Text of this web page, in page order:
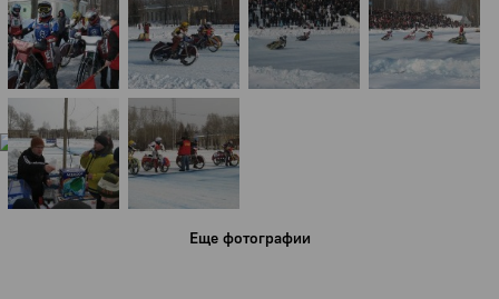
Город
Глазов
Официальный портал
муниципального
образования
История
Настоящее
Стратегия
Еще фотографии